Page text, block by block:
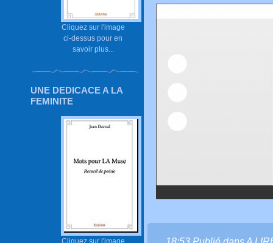
Cliquez sur l'image
ci-dessus pour en
savoir plus...
UNE DEDICACE A LA
FEMINITE
Cliquez sur l'image